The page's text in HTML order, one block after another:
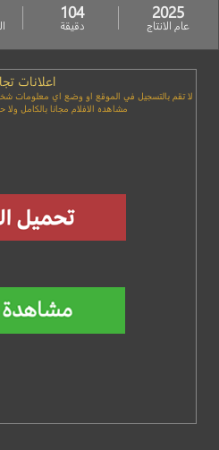
2025
عام الانتاج
104
دقيقة
اعلانات
لا تقم بالتسجيل في الموقع او وضع اي معلومات
مشاهده الافلام مجانا بالكامل